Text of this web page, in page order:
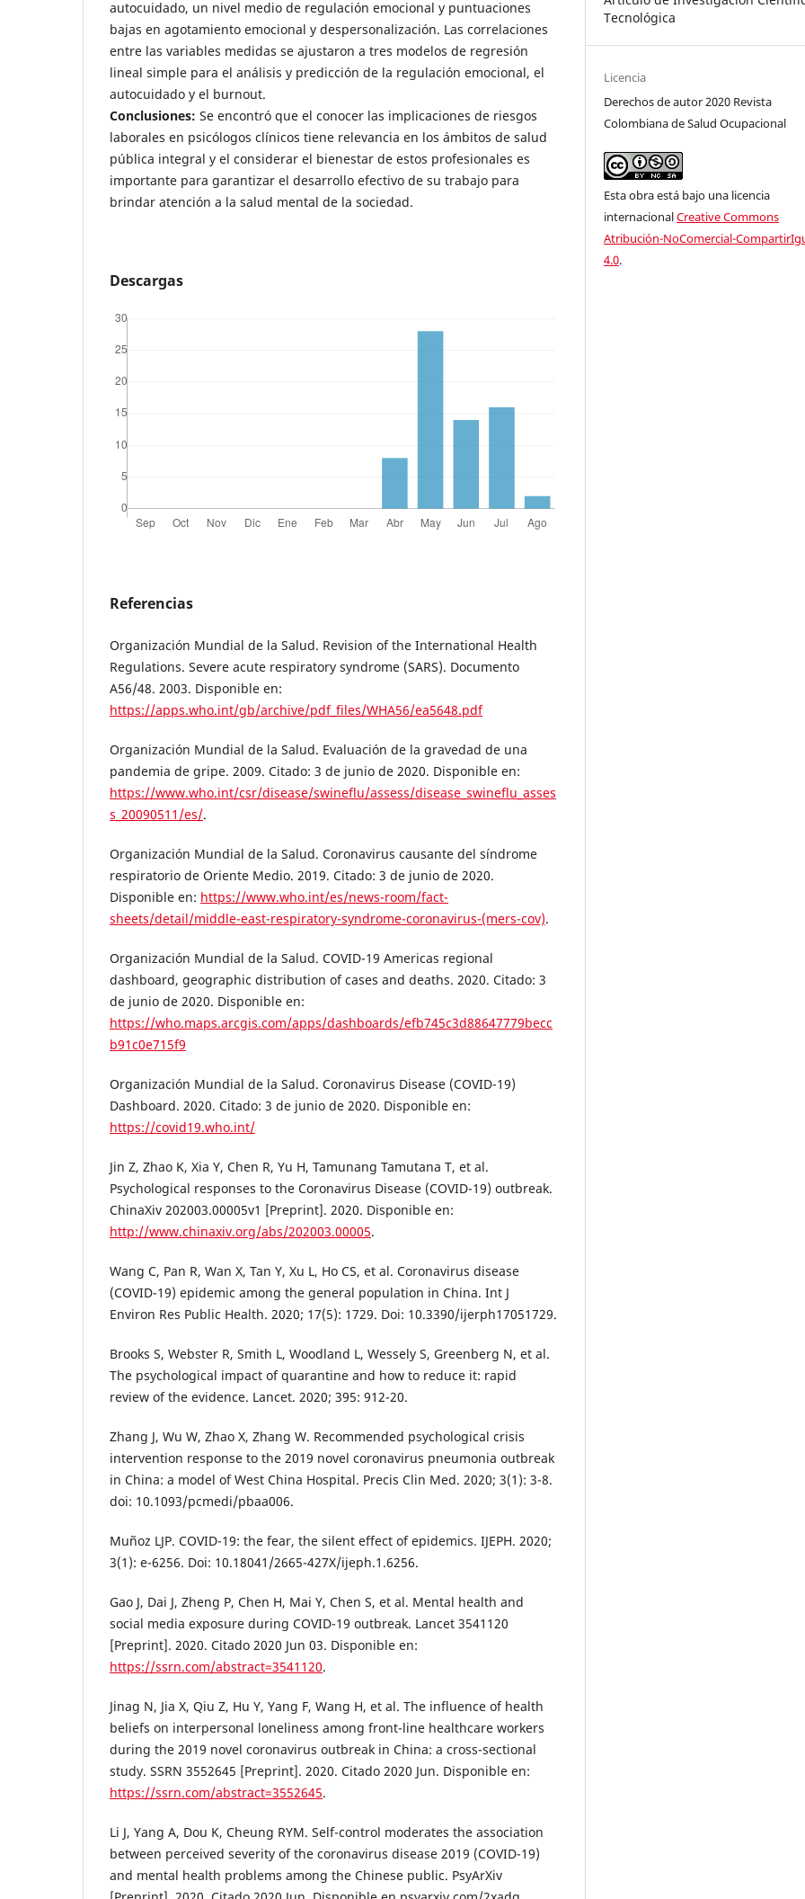
autocuidado, un nivel medio de regulación emocional y puntuaciones
bajas en agotamiento emocional y despersonalización. Las correlaciones
entre las variables medidas se ajustaron a tres modelos de regresión
lineal simple para el análisis y predicción de la regulación emocional, el
autocuidado y el burnout.
Conclusiones: Se encontró que el conocer las implicaciones de riesgos
laborales en psicólogos clínicos tiene relevancia en los ámbitos de salud
pública integral y el considerar el bienestar de estos profesionales es
importante para garantizar el desarrollo efectivo de su trabajo para
brindar atención a la salud mental de la sociedad.
Descargas
Referencias
Organización Mundial de la Salud. Revision of the International Health
Regulations. Severe acute respiratory syndrome (SARS). Documento
A56/48. 2003. Disponible en:
https://apps.who.int/gb/archive/pdf_files/WHA56/ea5648.pdf
Organización Mundial de la Salud. Evaluación de la gravedad de una
pandemia de gripe. 2009. Citado: 3 de junio de 2020. Disponible en:
https://www.who.int/csr/disease/swineflu/assess/disease_swineflu_asses
s_20090511/es/.
Organización Mundial de la Salud. Coronavirus causante del síndrome
respiratorio de Oriente Medio. 2019. Citado: 3 de junio de 2020.
Disponible en: https://www.who.int/es/news-room/fact-
sheets/detail/middle-east-respiratory-syndrome-coronavirus-(mers-cov).
Organización Mundial de la Salud. COVID-19 Americas regional
dashboard, geographic distribution of cases and deaths. 2020. Citado: 3
de junio de 2020. Disponible en:
https://who.maps.arcgis.com/apps/dashboards/efb745c3d88647779becc
b91c0e715f9
Organización Mundial de la Salud. Coronavirus Disease (COVID-19)
Dashboard. 2020. Citado: 3 de junio de 2020. Disponible en:
https://covid19.who.int/
Jin Z, Zhao K, Xia Y, Chen R, Yu H, Tamunang Tamutana T, et al.
Psychological responses to the Coronavirus Disease (COVID-19) outbreak.
ChinaXiv 202003.00005v1 [Preprint]. 2020. Disponible en:
http://www.chinaxiv.org/abs/202003.00005.
Wang C, Pan R, Wan X, Tan Y, Xu L, Ho CS, et al. Coronavirus disease
(COVID-19) epidemic among the general population in China. Int J
Environ Res Public Health. 2020; 17(5): 1729. Doi: 10.3390/ijerph17051729.
Brooks S, Webster R, Smith L, Woodland L, Wessely S, Greenberg N, et al.
The psychological impact of quarantine and how to reduce it: rapid
review of the evidence. Lancet. 2020; 395: 912-20.
Zhang J, Wu W, Zhao X, Zhang W. Recommended psychological crisis
intervention response to the 2019 novel coronavirus pneumonia outbreak
in China: a model of West China Hospital. Precis Clin Med. 2020; 3(1): 3-8.
doi: 10.1093/pcmedi/pbaa006.
Muñoz LJP. COVID-19: the fear, the silent effect of epidemics. IJEPH. 2020;
3(1): e-6256. Doi: 10.18041/2665-427X/ijeph.1.6256.
Gao J, Dai J, Zheng P, Chen H, Mai Y, Chen S, et al. Mental health and
social media exposure during COVID-19 outbreak. Lancet 3541120
[Preprint]. 2020. Citado 2020 Jun 03. Disponible en:
https://ssrn.com/abstract=3541120.
Jinag N, Jia X, Qiu Z, Hu Y, Yang F, Wang H, et al. The influence of health
beliefs on interpersonal loneliness among front-line healthcare workers
during the 2019 novel coronavirus outbreak in China: a cross-sectional
study. SSRN 3552645 [Preprint]. 2020. Citado 2020 Jun. Disponible en:
https://ssrn.com/abstract=3552645.
Li J, Yang A, Dou K, Cheung RYM. Self-control moderates the association
between perceived severity of the coronavirus disease 2019 (COVID-19)
and mental health problems among the Chinese public. PsyArXiv
Tecnológica
Licencia
Derechos de autor 2020 Revista
Colombiana de Salud Ocupacional
Esta obra está bajo una licencia
internacionalCreative Commons
Atribución-NoComercial-
4.0.